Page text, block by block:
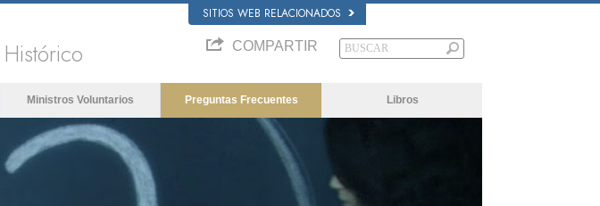
SITIOS WEB RELACIONADOS
COMPARTIR
Ministros Voluntarios Preguntas Frecuentes Libros